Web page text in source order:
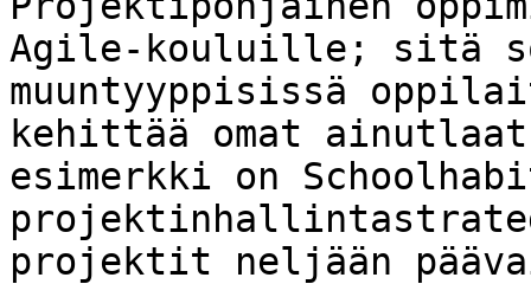
Agile-kouluille; sitä
muuntyyppisissä
kehittää omat
esimerkki on
projektit neljään